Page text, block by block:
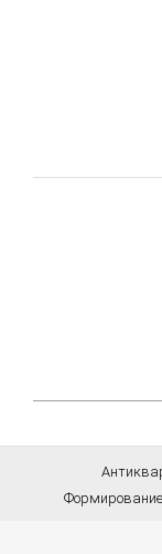
Формирование